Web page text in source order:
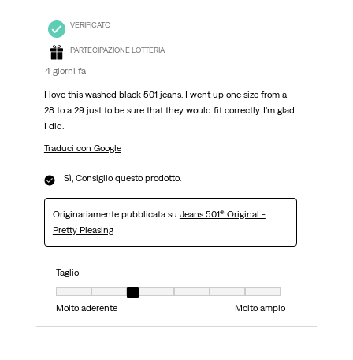
VERIFICATO
PARTECIPAZIONE LOTTERIA
4 giorni fa
I love this washed black 501 jeans. I went up one size from a
28 to a 29 just to be sure that they would fit correctly. I'm glad
I did.
Traduci con Google
Sì, Consiglio questo prodotto.
Originariamente pubblicata su Jeans 501® Original -
Pretty Pleasing
Taglio
Taglio, 3 su 7, dove 1 è uguale a Molto aderente e 7 è uguale a Molto
Molto aderente
Molto ampio